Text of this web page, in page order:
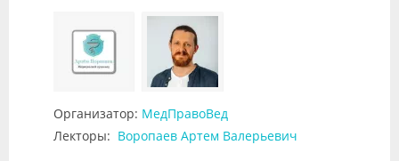
Организатор: МедПравоВед
Лекторы: Воропаев Артем Валерьевич